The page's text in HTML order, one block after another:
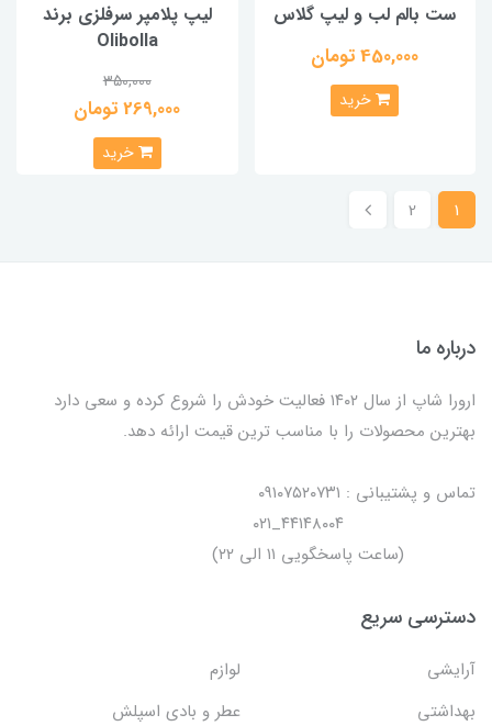
ست بالم لب و لیپ گلاس
450,000 تومان
خرید
لیپ پلامپر سرفلزی برند
Olibolla
350,000
269,000 تومان
خرید
1
2
درباره ما
ارورا شاپ از سال ۱۴۰۲ فعالیت خودش را شروع کرده و سعی دارد
بهترین محصولات را با مناسب ترین قیمت ارائه دهد.
تماس و پشتیبانی : ۰۹۱۰۷۵۲۰۷۳۱
(ساعت پاسخگویی ۱۱ الی ۲۲)
دسترسی سریع
آرایشی
لوازم
بهداشتی
عطر و بادی اسپلش